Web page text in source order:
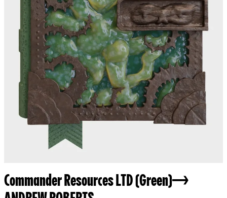
Commander Resources LTD (Green)